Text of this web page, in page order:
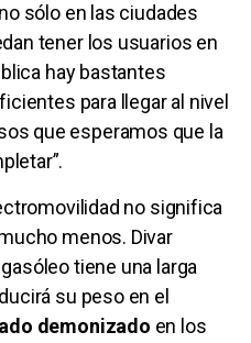
sólo en las ciudades
tener los usuarios en
hay bastantes
para llegar al nivel
que esperamos que la
no significa
menos. Divar
tiene una larga
su peso en el
demonizado en los